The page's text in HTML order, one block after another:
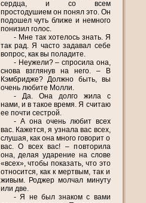
сердца, и со всем
простодушием он понял это. Он
подошел чуть ближе и немного
понизил голос.
- Мне так хотелось знать. Я
так рад. Я часто задавал себе
вопрос, как вы поладите.
- Неужели? – спросила она,
снова взглянув на него. – В
Кэмбридже? Должно быть, вы
очень любите Молли.
- Да. Она долго жила с
нами, и в такое время. Я считаю
ее почти сестрой.
- А она очень любит всех
вас. Кажется, я узнала вас всех,
слушая, как она много говорит о
вас. О всех вас! – повторила
она, делая ударение на слове
«всех», чтобы показать, что это
относится, как к мертвым, так и
живым. Роджер молчал минуту
или две.
- Я не был знаком с вами